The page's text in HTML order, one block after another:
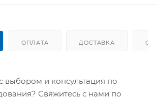
ОПЛАТА ДОСТАВКА
и консультация по
Свяжитесь с нами по